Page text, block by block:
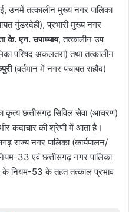
उनमें तत्कालीन मुख्य नगर पालिका
गुंडरदेही), प्रभारी मुख्य नगर
के. एन. उपाध्याय, तत्कालीन उप
परिषद अकलतरा) तथा तत्कालीन
(वर्तमान में नगर पंचायत राहौद)
कृत्य छत्तीसगढ़ सिविल सेवा (आचरण)
कदाचार की श्रेणी में आता है।
राज्य नगर पालिका (कार्यपालन/
33 एवं छत्तीसगढ़ नगर पालिका
के नियम-53 के तहत तत्काल प्रभाव